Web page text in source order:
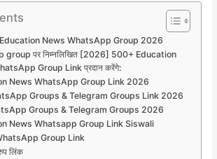
News WhatsApp Group 2026
group पर निम्नलिखित [2026] 500+ Education
Group Link प्रदान करेंगे:
News WhatsApp Group Link 2026
Groups & Telegram Groups Link 2026
Groups & Telegram Groups 2026
News Whatsapp Group Link Siswali
WhatsApp Group Link
लिंक